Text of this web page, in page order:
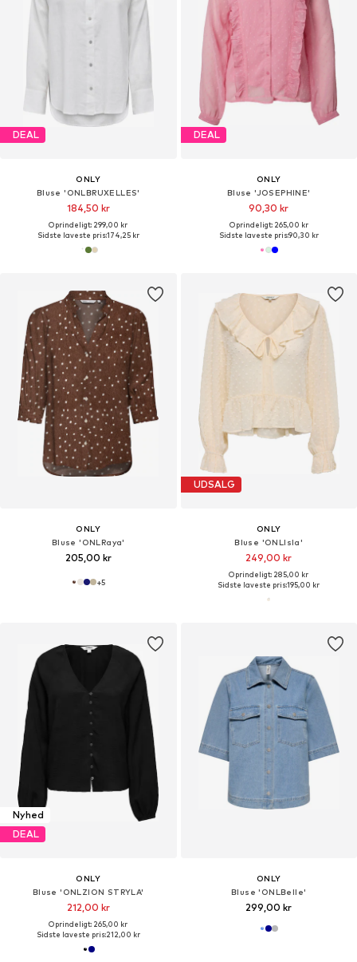
DEAL
ONLY
Bluse 'ONLBRUXELLES'
184,50 kr
Oprindeligt: 299,00 kr
Sidste laveste pris:174,25 kr
DEAL
ONLY
Bluse 'JOSEPHINE'
90,30 kr
Oprindeligt: 265,00 kr
Sidste laveste pris:90,30 kr
ONLY
Bluse 'ONLRaya'
205,00 kr
+5
UDSALG
ONLY
Bluse 'ONLIsla'
249,00 kr
Oprindeligt: 285,00 kr
Sidste laveste pris:195,00 kr
Nyhed
DEAL
ONLY
Bluse 'ONLZION STRYLA'
212,00 kr
Oprindeligt: 265,00 kr
Sidste laveste pris:212,00 kr
ONLY
Bluse 'ONLBelle'
299,00 kr